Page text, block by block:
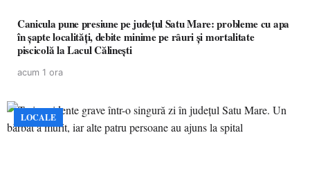
Canicula pune presiune pe județul Satu Mare: probleme cu apa
în șapte localități, debite minime pe râuri și mortalitate
piscicolă la Lacul Călinești
acum 1 ora
LOCALE